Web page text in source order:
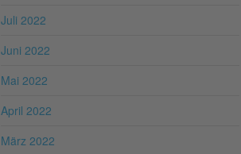
Juli 2022
Juni 2022
Mai 2022
April 2022
März 2022